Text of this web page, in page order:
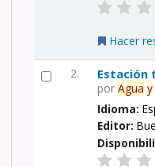
Hacer
2. Estación
porAgua y
Idioma:
Editor: